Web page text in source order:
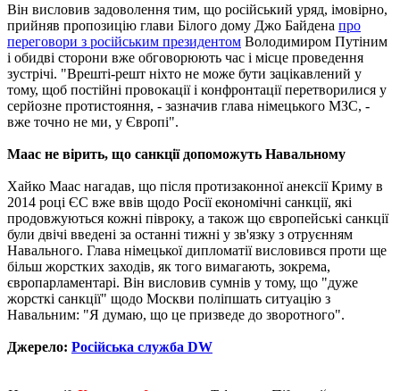
Він висловив задоволення тим, що російський уряд, імовірно,
прийняв пропозицію глави Білого дому Джо Байдена про
переговори з російським президентом Володимиром Путіним
і обидві сторони вже обговорюють час і місце проведення
зустрічі. "Врешті-решт ніхто не може бути зацікавлений у
тому, щоб постійні провокації і конфронтації перетворилися у
серйозне протистояння, - зазначив глава німецького МЗС, -
вже точно не ми, у Європі".
Маас не вірить, що санкції допоможуть Навальному
Хайко Маас нагадав, що після протизаконної анексії Криму в
2014 році ЄС вже ввів щодо Росії економічні санкції, які
продовжуються кожні півроку, а також що європейські санкції
були двічі введені за останні тижні у зв'язку з отруєнням
Навального. Глава німецької дипломатії висловився проти ще
більш жорстких заходів, як того вимагають, зокрема,
європарламентарі. Він висловив сумнів у тому, що "дуже
жорсткі санкції" щодо Москви поліпшать ситуацію з
Навальним: "Я думаю, що це призведе до зворотного".
Джерело: Російська служба DW